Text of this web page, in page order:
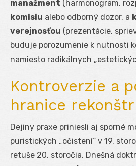
manažment (harmonogram,
komisiu alebo odborný dozor, a
verejnosťou (prezentácie,
buduje porozumenie k nutnosti
namiesto radikálnych
Kontroverzie a
hranice
Dejiny praxe priniesli aj sporné
puristických „očistení“ v 19.
retuše 20. storočia. Dnešná